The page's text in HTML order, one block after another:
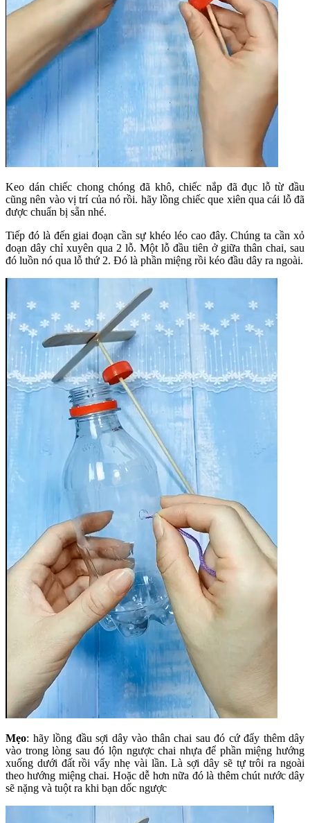
Keo dán chiếc chong chóng đã khô, chiếc nắp đã đục lỗ từ đầu
cũng nên vào vị trí của nó rồi. hãy lồng chiếc que xiên qua cái lỗ đã
được chuẩn bị sẵn nhé.
Tiếp đó là đến giai đoạn cần sự khéo léo cao đây. Chúng ta cần xỏ
đoạn dây chỉ xuyên qua 2 lỗ. Một lỗ đầu tiên ở giữa thân chai, sau
đó luồn nó qua lỗ thứ 2. Đó là phần miệng rồi kéo đầu dây ra ngoài.
Mẹo: hãy lồng đầu sợi dây vào thân chai sau đó cứ đẩy thêm dây
vào trong lòng sau đó lộn ngược chai nhựa để phần miệng hướng
xuống dưới đất rồi vẩy nhẹ vài lần. Là sợi dây sẽ tự trôi ra ngoài
theo hướng miệng chai. Hoặc dễ hơn nữa đó là thêm chút nước dây
sẽ nặng và tuột ra khi bạn dốc ngược